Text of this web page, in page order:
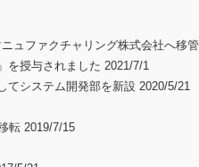
ュファクチャリング株式会社へ移
授与されました 2021/7/1
システム開発部を新設 2020/5/21
転 2019/7/15